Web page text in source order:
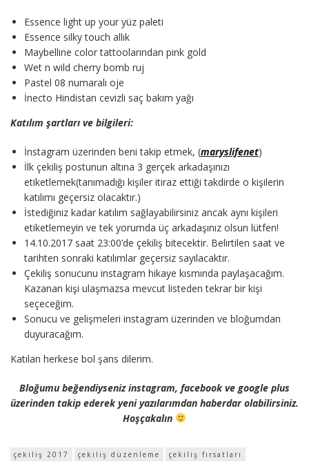
Essence light up your yüz paleti
Essence silky touch allık
Maybelline color tattoolarından pink gold
Wet n wild cherry bomb ruj
Pastel 08 numaralı oje
İnecto Hindistan cevizli saç bakım yağı
Katılım şartları ve bilgileri:
İnstagram üzerinden beni takip etmek, (maryslifenet)
İlk çekiliş postunun altına 3 gerçek arkadaşınızı
etiketlemek(tanımadığı kişiler itiraz ettiği takdirde o kişilerin
katılımı geçersiz olacaktır.)
İstediğiniz kadar katılım sağlayabilirsiniz ancak aynı kişileri
etiketlemeyin ve tek yorumda üç arkadaşınız olsun lütfen!
14.10.2017 saat 23:00’de çekiliş bitecektir. Belirtilen saat ve
tarihten sonraki katılımlar geçersiz sayılacaktır.
Çekiliş sonucunu instagram hikaye kısmında paylaşacağım.
Kazanan kişi ulaşmazsa mevcut listeden tekrar bir kişi
seçeceğim.
Sonucu ve gelişmeleri instagram üzerinden ve bloğumdan
duyuracağım.
Katılan herkese bol şans dilerim.
Bloğumu beğendiyseniz instagram, facebook ve google plus
üzerinden takip ederek yeni yazılarımdan haberdar olabilirsiniz.
Hoşçakalın
çekiliş 2017 çekiliş düzenleme çekiliş fırsatları